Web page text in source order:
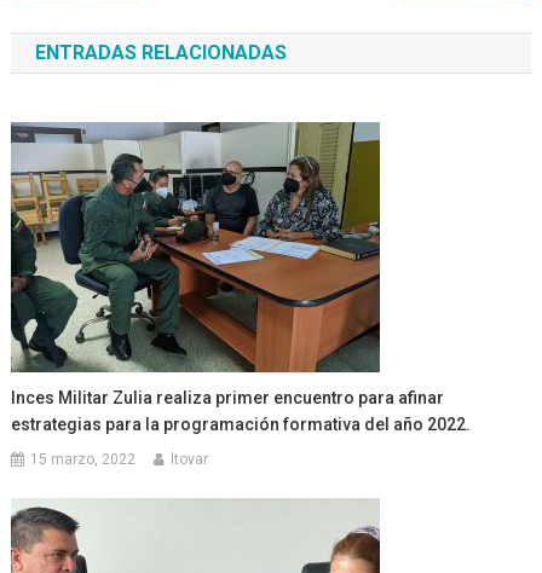
de
entradas
ENTRADAS RELACIONADAS
Inces Militar Zulia realiza primer encuentro para afinar
estrategias para la programación formativa del año 2022.
15 marzo, 2022 ltovar